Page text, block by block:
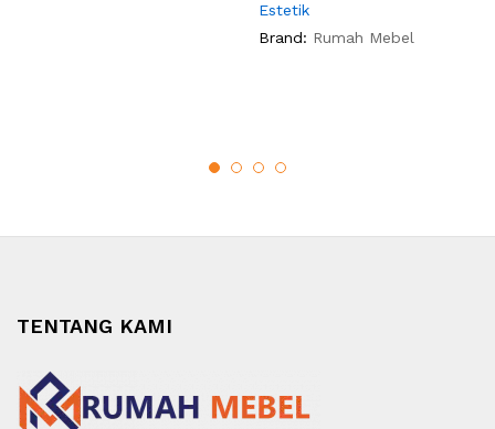
Estetik
Brand: Rumah Mebel
TENTANG KAMI